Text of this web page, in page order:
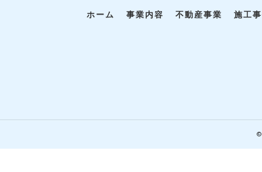
ホーム 事業内容 不動産事業 施工事
©